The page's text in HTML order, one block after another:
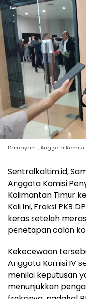
Damayanti, Anggota Komisi
Sentralkaltim.id,
Anggota Komisi
Kalimantan Timur
Kali ini, Fraksi PKB
keras setelah
penetapan calon
Kekecewaan
Anggota Komisi IV
menilai keputusan
menunjukkan